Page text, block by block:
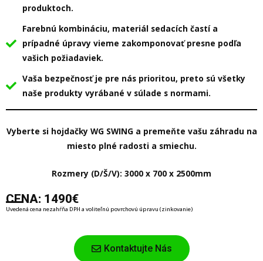
produktoch.
Farebnú kombináciu, materiál sedacích častí a
prípadné úpravy vieme zakomponovať presne podľa
vašich požiadaviek.
Vaša bezpečnosť je pre nás prioritou, preto sú všetky
naše produkty vyrábané v súlade s normami.
Vyberte si hojdačky WG SWING a premeňte vašu záhradu na
miesto plné radosti a smiechu.
Rozmery (D/Š/V): 3000 x 700 x 2500mm
CENA: 1490€
Uvedená cena nezahŕňa DPH a voliteľnú povrchovú úpravu (zinkovanie)
Kontaktujte Nás